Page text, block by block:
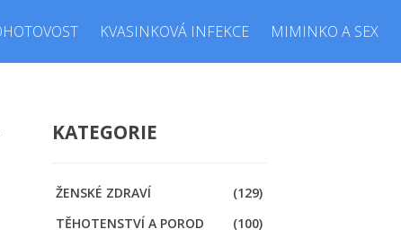
KVASINKOVÁ INFEKCE MIMINKO A SEX
KATEGORIE
ŽENSKÉ ZDRAVÍ
(129)
TĚHOTENSTVÍ A POROD
(100)